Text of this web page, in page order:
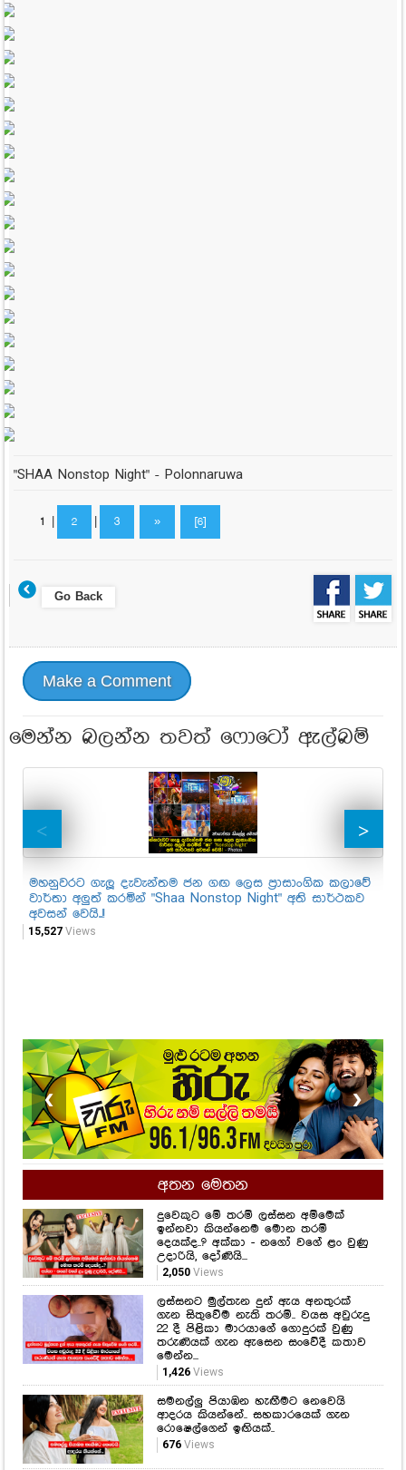
"SHAA Nonstop Night" - Polonnaruwa
1| 2 3 » [6]
Go Back
Make a Comment
මෙන්න බලන්න තවත් ෆොටෝ ඇල්බම්
මහනුවරට ගැලූ දැවැන්තම ජන ගඟ ලෙස ප්‍රාසාංගික කලාවේ
වාර්තා අලුත් කරමින් "Shaa Nonstop Night" අති සාර්ථකව
අවසන් වෙයි..!!
15,527 Views
❮ ❯
අතන මෙතන
දුවෙකුට මේ තරම් ලස්සන අම්මෙක්
ඉන්නවා කියන්නෙම මොන තරම්
දෙයක්ද..? අක්කා - නගෝ වගේ ළං වුණු
උදාරියි, දෝණියි...
2,050Views
ලස්සනට මුල්තැන දුන් ඇය අනතුරක්
ගැන සිතුවේම නැති තරම්.. වයස අවුරුදු
22 දී පිළිකා මාරයාගේ ගොදුරක් වුණු
තරුණියක් ගැන ඇසෙන සංවේදී කතාව
මෙන්න...
1,426Views
සමනල්ලු පියාඹන හැඟීමට නෙවෙයි
ආදරය කියන්නේ.. සහකාරයෙක් ගැන
රොෂෙල්ගෙන් ඉඟියක්..
676Views